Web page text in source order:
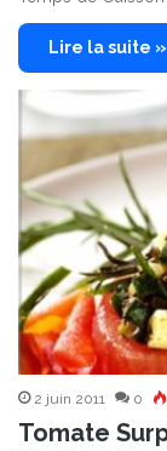
Lire la suite »
2 juin 2011 0
Tomate